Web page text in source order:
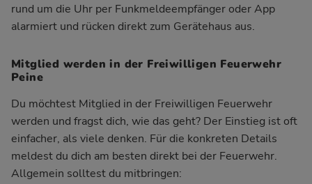
rund um die Uhr per Funkmeldeempfänger oder App
alarmiert und rücken direkt zum Gerätehaus aus.
Mitglied werden in der Freiwilligen Feuerwehr
Peine
Du möchtest Mitglied in der Freiwilligen Feuerwehr
werden und fragst dich, wie das geht? Der Einstieg ist oft
einfacher, als viele denken. Für die konkreten Details
meldest du dich am besten direkt bei der Feuerwehr.
Allgemein solltest du mitbringen: